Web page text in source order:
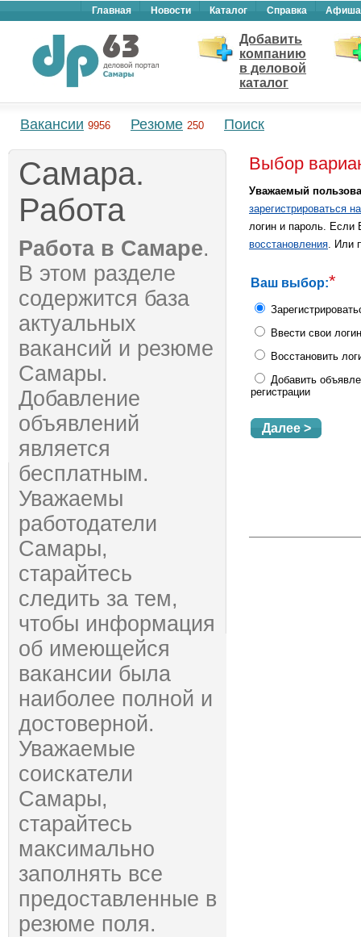
Главная Новости Каталог Справка Афиша
Добавить
компанию
в деловой
каталог
Вакансии 9956 Резюме 250 Поиск
Самара.
Работа
Работа в Самаре.
В этом разделе
содержится база
актуальных
вакансий и резюме
Самары.
Добавление
объявлений
является
бесплатным.
Уважаемы
работодатели
Самары,
старайтесь
следить за тем,
чтобы информация
об имеющейся
вакансии была
наиболее полной и
достоверной.
Уважаемые
соискатели
Самары,
старайтесь
максимально
заполнять все
предоставленные в
резюме поля.
Выбор
Уважаемый
зарегистрироваться
логин и пароль. Если
восстановления. Или
Ваш выбор:*
Ввести свои
Восстановить
Добавить
регистрации